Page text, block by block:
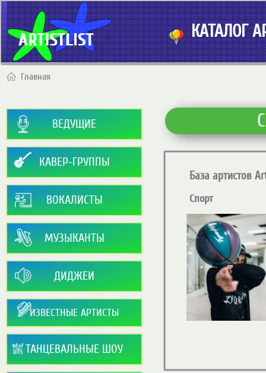
КАТАЛОГ
Главная
ВЕДУЩИЕ
КАВЕР-ГРУППЫ
ВОКАЛИСТЫ
МУЗЫКАНТЫ
ДИДЖЕИ
ИЗВЕСТНЫЕ АРТИСТЫ
ТАНЦЕВАЛЬНЫЕ ШОУ
База артистов
Спорт